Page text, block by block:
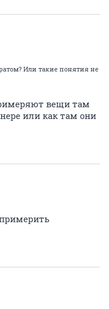
Или такие понятия не
вещи там
или как там они